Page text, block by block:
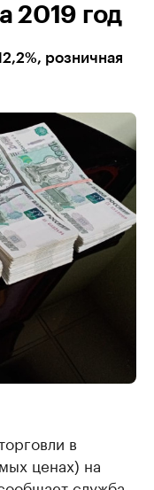
2019 год
розничная
в
ценах) на